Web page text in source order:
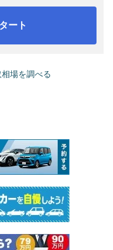
ート
場を調べる